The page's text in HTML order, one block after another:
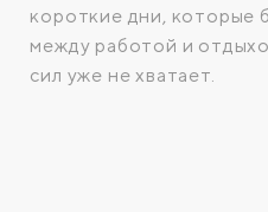
короткие дни, которые
между работой и
сил уже не хватает.